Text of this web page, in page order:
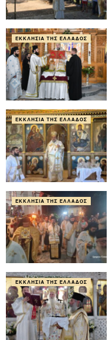
ΕΚΚΛΗΣΊΑ ΤΗΣ ΕΛΛΆΔΟΣ
ΕΚΚΛΗΣΊΑ ΤΗΣ ΕΛΛΆΔΟΣ
ΕΚΚΛΗΣΊΑ ΤΗΣ ΕΛΛΆΔΟΣ
ΕΚΚΛΗΣΊΑ ΤΗΣ ΕΛΛΆΔΟΣ